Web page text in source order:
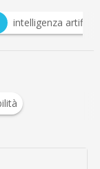
intelligenza